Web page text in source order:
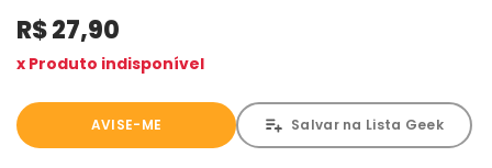
R$ 27,90
x Produto indisponível
AVISE-ME Salvar na Lista Geek